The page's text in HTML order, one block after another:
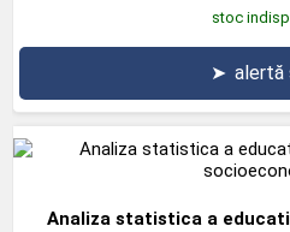
stoc
➤ alertă
Analiza statistica a